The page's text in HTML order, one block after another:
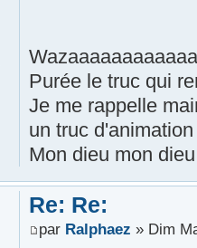
Purée le truc qui
Je me rappelle
un truc
Mon dieu mon
Re: Re:
par Ralphaez » Dim